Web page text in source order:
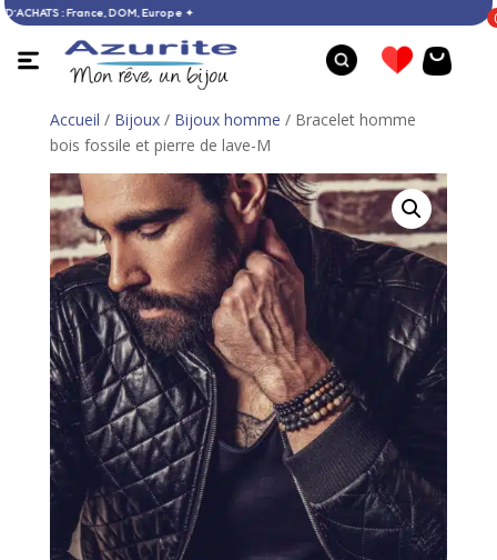
60 € D’ACHATS : France, DOM, Europe ✦
Accueil / Bijoux/ Bijoux homme / Bracelet homme
bois fossile et pierre de lave-M
Pendentif ambre
23,00
AJOUTER